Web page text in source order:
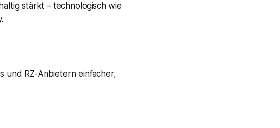
stärkt – technologisch wie
und RZ-Anbietern einfacher,